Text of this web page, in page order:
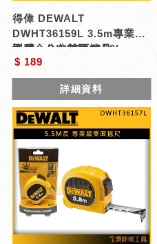
得偉 DEWALT
DWHT36159L 3.5m專業級
橡膠全公分雙面捲尺
型號 : DWHT36159L
$ 189
詳細資料